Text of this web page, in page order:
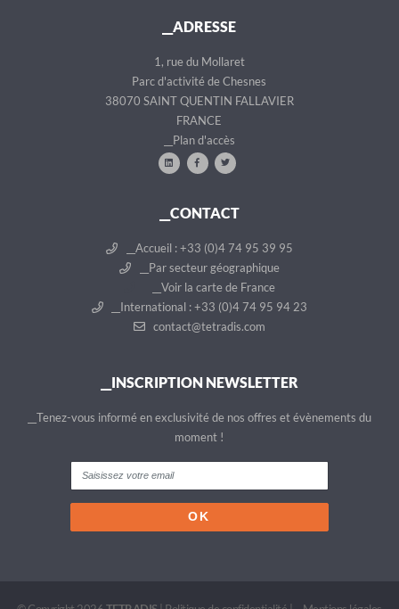
__ADRESSE
1, rue du Mollaret
Parc d'activité de Chesnes
38070 SAINT QUENTIN FALLAVIER
FRANCE
__Plan d'accès
__CONTACT
__Accueil : +33 (0)4 74 95 39 95
__Par secteur géographique
__Voir la carte de France
__International : +33 (0)4 74 95 94 23
contact@tetradis.com
__INSCRIPTION NEWSLETTER
__Tenez-vous informé en exclusivité de nos offres et évènements du
moment !